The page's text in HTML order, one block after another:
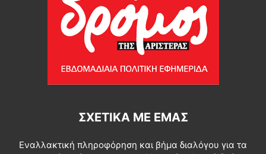
ΣΧΕΤΙΚΆ ΜΕ ΕΜΆΣ
Εναλλακτική πληροφόρηση και βήμα διαλόγου για τα